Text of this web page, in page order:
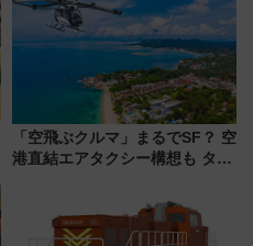
「空飛ぶクルマ」まるでSF？ 空
港直結エアタクシー構想も タイ